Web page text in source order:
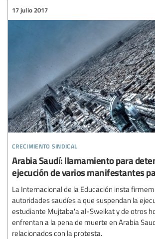
crecimiento sindical
17 julio 2017
Arabia Saudí: llamamiento para
ejecución de varios manifestantes
La Internacional de la Educación insta
autoridades saudíes a que suspendan la
estudiante Mujtaba'a al-Sweikat y de otros
enfrentan a la pena de muerte en Arabia
relacionados con la protesta.